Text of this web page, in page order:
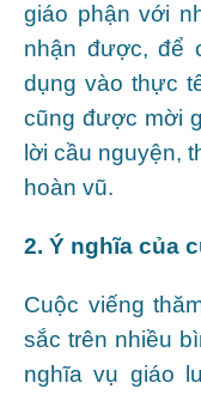
giáo phận với
nhận được, để
dụng vào thực
cũng được mời
lời cầu nguyện,
hoàn vũ.
2. Ý nghĩa của
Cuộc viếng
sắc trên nhiều
nghĩa vụ giáo